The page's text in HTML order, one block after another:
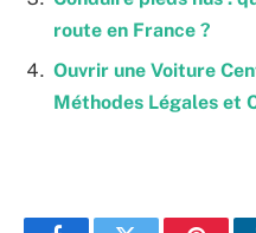
route en France ?
Ouvrir une Voiture
Méthodes Légales et